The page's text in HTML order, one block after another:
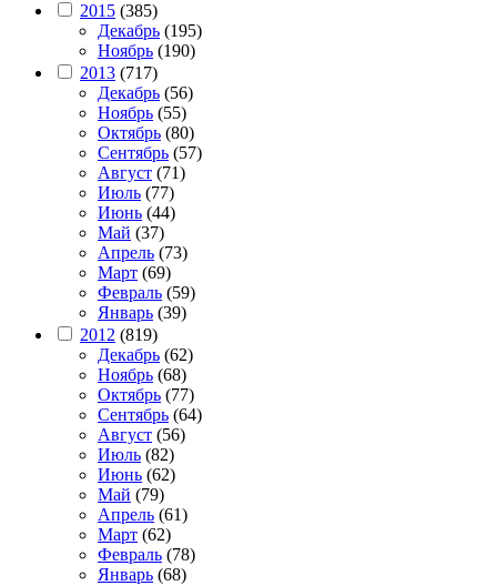
2015 (385)
Декабрь (195)
Ноябрь (190)
2013 (717)
Декабрь (56)
Ноябрь (55)
Октябрь (80)
Сентябрь (57)
Август (71)
Июль (77)
Июнь (44)
Май (37)
Апрель (73)
Март (69)
Февраль (59)
Январь (39)
2012 (819)
Декабрь (62)
Ноябрь (68)
Октябрь (77)
Сентябрь (64)
Август (56)
Июль (82)
Июнь (62)
Май (79)
Апрель (61)
Март (62)
Февраль (78)
Январь (68)